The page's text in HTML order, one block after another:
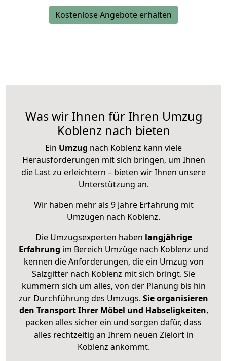
Kostenlose Angebote erhalten
Was wir Ihnen für Ihren Umzug
Koblenz nach bieten
Ein Umzug nach Koblenz kann viele
Herausforderungen mit sich bringen, um Ihnen
die Last zu erleichtern – bieten wir Ihnen unsere
Unterstützung an.
Wir haben mehr als 9 Jahre Erfahrung mit
Umzügen nach Koblenz.
Die Umzugsexperten haben langjährige
Erfahrung im Bereich Umzüge nach Koblenz und
kennen die Anforderungen, die ein Umzug von
Salzgitter nach Koblenz mit sich bringt. Sie
kümmern sich um alles, von der Planung bis hin
zur Durchführung des Umzugs. Sie organisieren
den Transport Ihrer Möbel und Habseligkeiten,
packen alles sicher ein und sorgen dafür, dass
alles rechtzeitig an Ihrem neuen Zielort in
Koblenz ankommt.